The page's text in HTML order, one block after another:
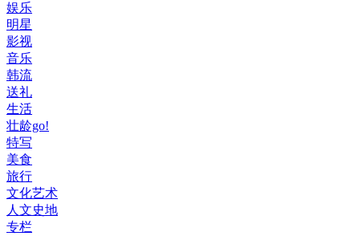
娱乐
明星
影视
音乐
韩流
送礼
生活
壮龄go!
特写
美食
旅行
文化艺术
人文史地
专栏